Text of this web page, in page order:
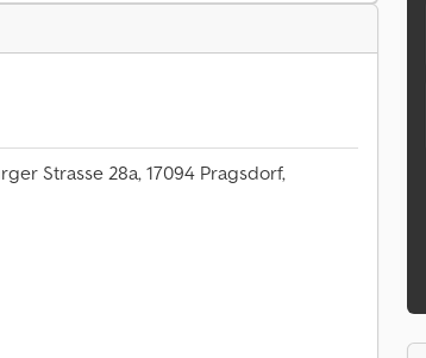
Strasse 28a, 17094 Pragsdorf,